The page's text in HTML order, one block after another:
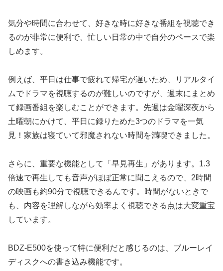
気分や時間に合わせて、好きな時に好きな番組を視聴でき
るのが非常に便利で、忙しい日常の中で自分のペースで楽
しめます。
例えば、平日は仕事で疲れて帰宅が遅いため、リアルタイ
ムでドラマを視聴するのが難しいのですが、週末にまとめ
て録画番組を楽しむことができます。先週は金曜深夜から
土曜朝にかけて、平日に録りためた3つのドラマを一気
見！家族は寝ていて邪魔されない時間を満喫できました。
さらに、重要な機能として「早見再生」があります。1.3
倍速で再生しても音声がほぼ正常に聞こえるので、2時間
の映画も約90分で視聴できるんです。時間がないときで
も、内容を理解しながら効率よく視聴できる点は大変重宝
しています。
BDZ-E500を使って特に便利だと感じるのは、ブルーレイ
ディスクへの書き込み機能です。